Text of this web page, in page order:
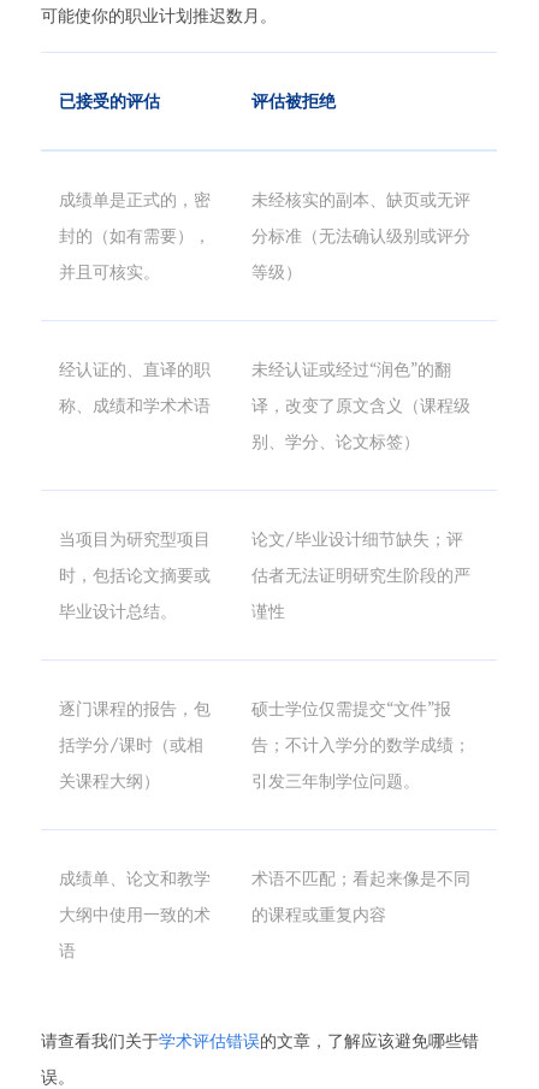
可能使你的职业计划推迟数月。
已接受的评估 评估被拒绝
成绩单是正式的，密
封的（如有需要），
并且可核实。
未经核实的副本、缺页或无评
分标准（无法确认级别或评分
等级）
经认证的、直译的职
称、成绩和学术术语
未经认证或经过“润色”的翻
译，改变了原文含义（课程级
别、学分、论文标签）
当项目为研究型项目
时，包括论文摘要或
毕业设计总结。
论文/毕业设计细节缺失；评
估者无法证明研究生阶段的严
谨性
逐门课程的报告，包
括学分/课时（或相
关课程大纲）
硕士学位仅需提交“文件”报
告；不计入学分的数学成绩；
引发三年制学位问题。
成绩单、论文和教学
大纲中使用一致的术
语
术语不匹配；看起来像是不同
的课程或重复内容
请查看我们关于学术评估错误的文章，了解应该避免哪些错
误。